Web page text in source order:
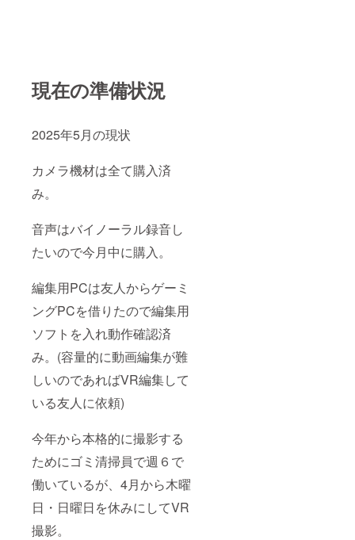
現在の準備状況
2025年5月の現状
カメラ機材は全て購入済
み。
音声はバイノーラル録音し
たいので今月中に購入。
編集用PCは友人からゲーミ
ングPCを借りたので編集用
ソフトを入れ動作確認済
み。(容量的に動画編集が難
しいのであればVR編集して
いる友人に依頼)
今年から本格的に撮影する
ためにゴミ清掃員で週６で
働いているが、4月から木曜
日・日曜日を休みにしてVR
撮影。